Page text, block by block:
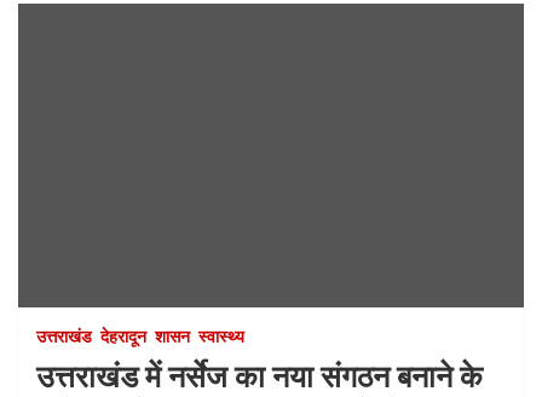
उत्तराखंड देहरादून शासन स्वास्थ्य
उत्तराखंड में नर्सेज का नया संगठन बनाने के